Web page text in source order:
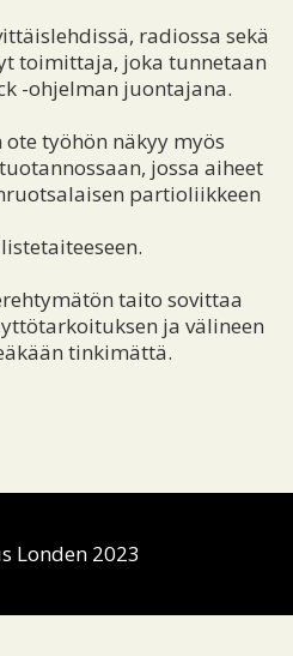
radiossa sekä
toimittaja, joka tunnetaan
-ohjelman juontajana.
työhön näkyy myös
jossa aiheet
partioliikkeen
taito sovittaa
ja välineen
tinkimättä.
Londen 2023